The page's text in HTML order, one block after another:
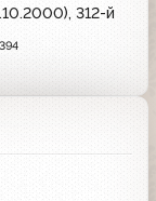
312-й